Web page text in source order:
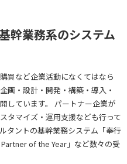
幹業務系のシステム
買など企業活動になくてはなら
画・設計・開発・構築・導入・
しています。 パートナー企業が
タマイズ・運用支援なども行って
タントの基幹業務システム「奉行
of the Year」など数々の受